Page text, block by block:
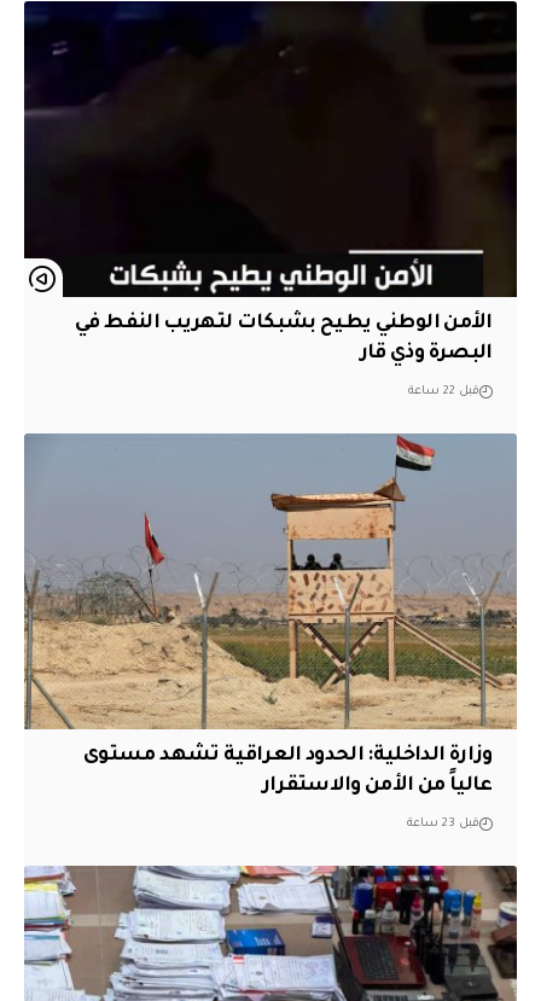
الأمن الوطني يطيح بشبكات لتهريب النفط في
البصرة وذي قار
قبل 22 ساعة
وزارة الداخلية: الحدود العراقية تشهد مستوى
عالياً من الأمن والاستقرار
قبل 23 ساعة